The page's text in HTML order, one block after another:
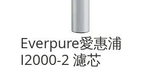
Everpure愛惠浦
I2000-2 濾芯